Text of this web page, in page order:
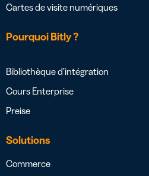
Cartes de visite numériques
Pourquoi Bitly ?
Bibliothèque d’intégration
Cours Enterprise
Preise
Solutions
Commerce